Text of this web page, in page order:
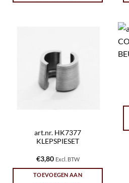
art.nr. HK7377
KLEPSPIESET
€3,80 Excl. BTW
TOEVOEGEN AAN